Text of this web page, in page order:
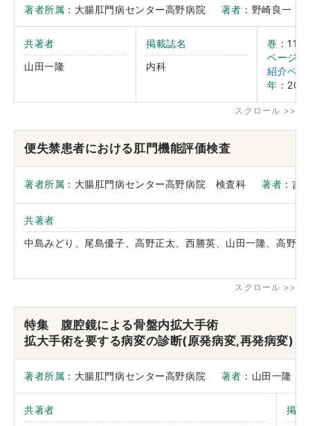
著者所属 ：大腸肛門病センター高野病院 著者 ：野崎良一
共著者
山田一隆
掲載誌名
内科
巻 ：
ページ
紹介ペ
年 ：
便失禁患者における肛門機能評価検査
著者所属 ：大腸肛門病センター高野病院 検査科著者 ：
共著者
中島みどり、尾島優子、高野正太、西勝英、山田一隆、高野正
特集 腹腔鏡による骨盤内拡大手術
拡大手術を要する病変の診断(原発病変,再発病変)
著者所属 ：大腸肛門病センター高野病院 著者 ：山田一隆
共著者
掲載